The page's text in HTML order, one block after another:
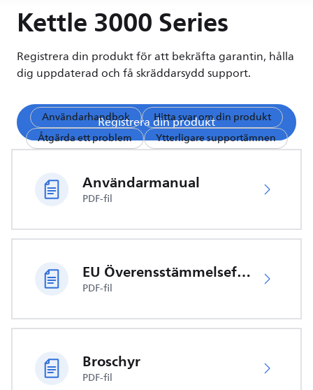
Kettle 3000 Series
Registrera din produkt för att bekräfta garantin, hålla
dig uppdaterad och få skräddarsydd support.
Registrera din produkt
Användarhandbok
Hitta svar om din produkt
Åtgärda ett problem
Ytterligare supportämnen
Användarmanual
PDF-fil
EU Överensstämmelseförklaring
PDF-fil
Broschyr
PDF-fil